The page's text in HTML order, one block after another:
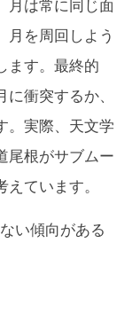
月は常に同じ面
月を周回しよう
ます。最終的
衝突するか、
。実際、天文学
尾根がサブムー
ています。
い傾向がある